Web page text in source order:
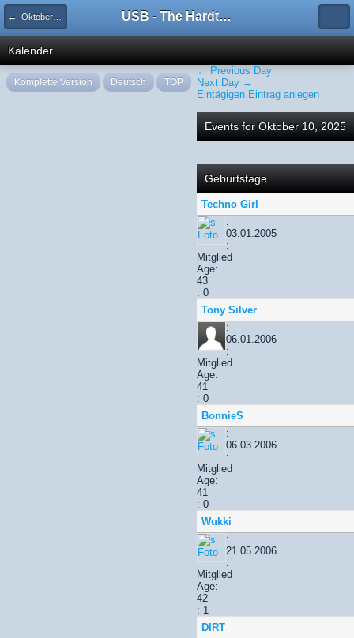
← Oktober 2025 USB - The Hardtechno Family
Kalender
← Previous Day
Next Day →
Eintägigen Eintrag anlegen
Events for Oktober 10, 2025
Geburtstage
Techno Girl
:
03.01.2005
:
Mitglied
Age:
43
: 0
Tony Silver
:
06.01.2006
:
Mitglied
Age:
41
: 0
BonnieS
:
06.03.2006
:
Mitglied
Age:
41
: 0
Wukki
:
21.05.2006
:
Mitglied
Age:
42
: 1
DIRT
Komplette Version Deutsch TOP